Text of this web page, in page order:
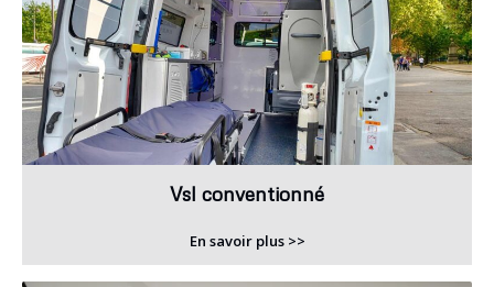
Vsl conventionné
En savoir plus >>